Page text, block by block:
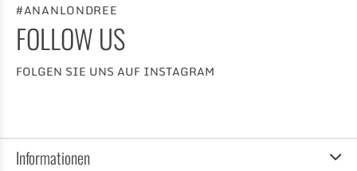
#ANANLONDREE
FOLLOW US
FOLGEN SIE UNS AUF INSTAGRAM
Informationen